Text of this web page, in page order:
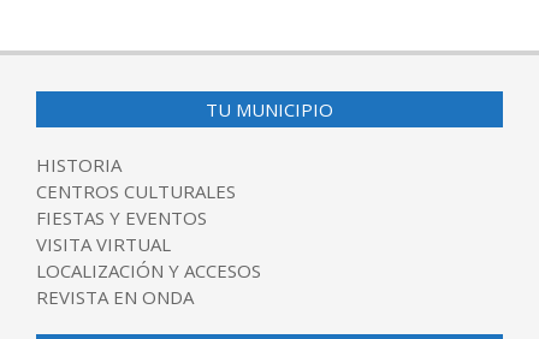
TU MUNICIPIO
HISTORIA
CENTROS CULTURALES
FIESTAS Y EVENTOS
VISITA VIRTUAL
LOCALIZACIÓN Y ACCESOS
REVISTA EN ONDA